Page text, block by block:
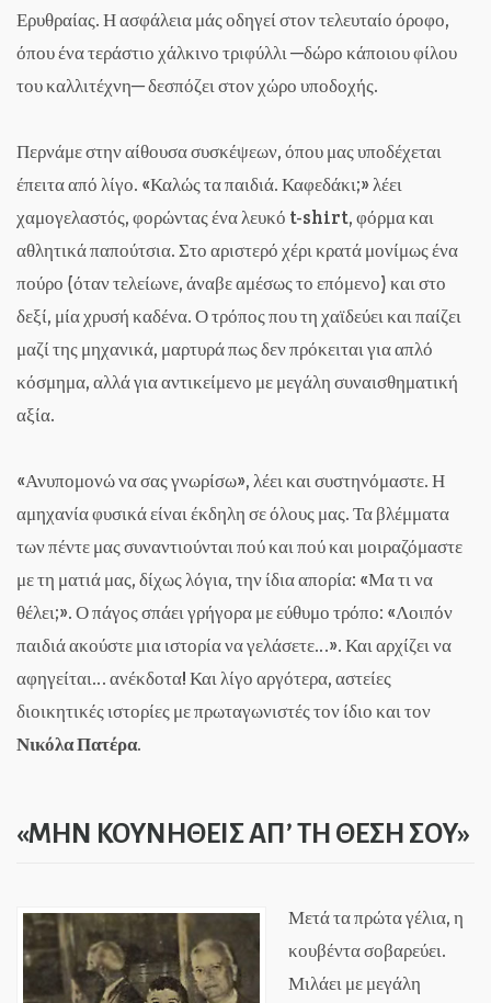
Ερυθραίας. Η ασφάλεια μάς οδηγεί στον τελευταίο όροφο,
όπου ένα τεράστιο χάλκινο τριφύλλι ─δώρο κάποιου φίλου
του καλλιτέχνη─ δεσπόζει στον χώρο υποδοχής.
Περνάμε στην αίθουσα συσκέψεων, όπου μας υποδέχεται
έπειτα από λίγο. «Καλώς τα παιδιά. Καφεδάκι;» λέει
χαμογελαστός, φορώντας ένα λευκό t-shirt, φόρμα και
αθλητικά παπούτσια. Στο αριστερό χέρι κρατά μονίμως ένα
πούρο (όταν τελείωνε, άναβε αμέσως το επόμενο) και στο
δεξί, μία χρυσή καδένα. Ο τρόπος που τη χαϊδεύει και παίζει
μαζί της μηχανικά, μαρτυρά πως δεν πρόκειται για απλό
κόσμημα, αλλά για αντικείμενο με μεγάλη συναισθηματική
αξία.
«Ανυπομονώ να σας γνωρίσω», λέει και συστηνόμαστε. Η
αμηχανία φυσικά είναι έκδηλη σε όλους μας. Τα βλέμματα
των πέντε μας συναντιούνται πού και πού και μοιραζόμαστε
με τη ματιά μας, δίχως λόγια, την ίδια απορία: «Μα τι να
θέλει;». Ο πάγος σπάει γρήγορα με εύθυμο τρόπο: «Λοιπόν
παιδιά ακούστε μια ιστορία να γελάσετε…». Και αρχίζει να
αφηγείται… ανέκδοτα! Και λίγο αργότερα, αστείες
διοικητικές ιστορίες με πρωταγωνιστές τον ίδιο και τον
Νικόλα Πατέρα.
«ΜΗΝ ΚΟΥΝΗΘΕΙΣ ΑΠ’ ΤΗ ΘΕΣΗ ΣΟΥ»
Μετά τα πρώτα γέλια, η
κουβέντα σοβαρεύει.
Μιλάει με μεγάλη